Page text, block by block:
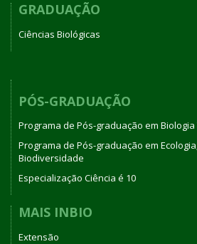
GRADUAÇÃO
Ciências Biológicas
PÓS-GRADUAÇÃO
Programa de Pós-graduação em Biologia
Programa de Pós-graduação em
Biodiversidade
Especialização Ciência é 10
MAIS INBIO
Extensão